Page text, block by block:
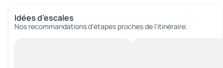
Idées d’escales
Nos recommandations d'étapes proches de l’itinéraire.